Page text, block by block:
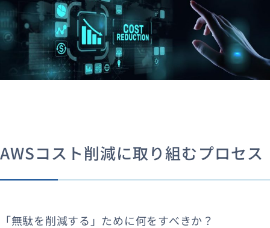
AWSコスト削減に取り組むプロセス
「無駄を削減する」ために何をすべきか？